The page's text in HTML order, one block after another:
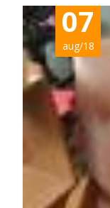
07
aug/18